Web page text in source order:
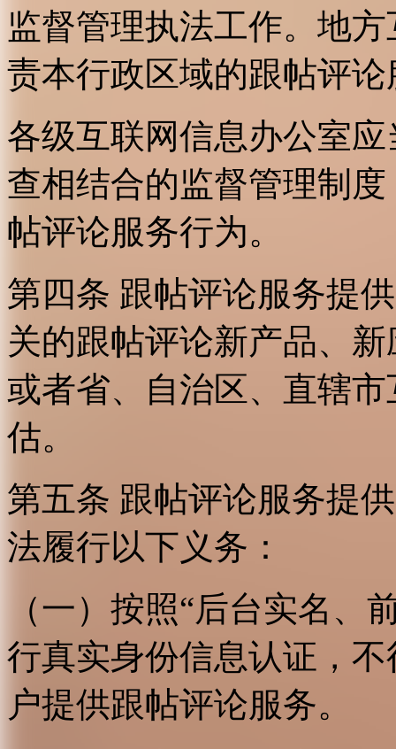
监督管理执法工作。地
责本行政区域的跟帖评
各级互联网信息办公室
查相结合的监督管理制
帖评论服务行为。
第四条 跟帖评论服务提
关的跟帖评论新产品、
或者省、自治区、直辖
估。
第五条 跟帖评论服务提
法履行以下义务：
（一）按照“后台实名、
行真实身份信息认证，
户提供跟帖评论服务。